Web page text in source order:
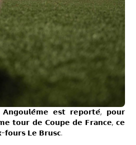
𝗲𝘀𝘁 𝗿𝗲𝗽𝗼𝗿𝘁𝗲́, 𝗽𝗼𝘂𝗿
𝘁𝗼𝘂𝗿 𝗱𝗲 𝗖𝗼𝘂𝗽𝗲 𝗱𝗲 𝗙𝗿𝗮𝗻𝗰𝗲, 𝗰𝗲
𝗟𝗲 𝗕𝗿𝘂𝘀𝗰.